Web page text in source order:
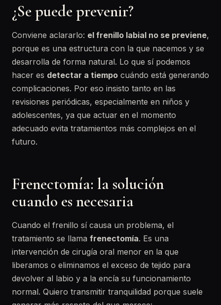
¿Se puede prevenir?
Conviene aclararlo: el frenillo labial no se previene,
porque es una estructura con la que nacemos y se
desarrolla de forma natural. Lo que sí podemos
hacer es detectar a tiempo cuándo está generando
complicaciones. Por eso insisto tanto en las
revisiones periódicas, especialmente en niños y
adolescentes, ya que actuar en el momento
adecuado evita tratamientos más complejos en el
futuro.
Frenectomía: la solución
cuando es necesaria
Cuando el frenillo sí causa un problema, el
tratamiento se llama frenectomía. Es una
intervención de cirugía oral menor en la que
liberamos o eliminamos el exceso de tejido para
devolver al labio y a la encía su funcionamiento
normal. Quiero transmitir tranquilidad porque suele